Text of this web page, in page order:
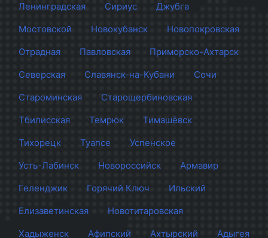
Ленинградская
Сириус
Джубга
Мостовской
Новокубанск
Новопокровская
Отрадная
Павловская
Приморско-Ахтарск
Северская
Славянск-на-Кубани
Сочи
Староминская
Старощербиновская
Тбилисская
Темрюк
Тимашёвск
Тихорецк
Туапсе
Успенское
Усть-Лабинск
Новороссийск
Армавир
Геленджик
Горячий Ключ
Ильский
Елизаветинская
Новотитаровская
Хадыженск
Афипский Ахтырский Адыгея